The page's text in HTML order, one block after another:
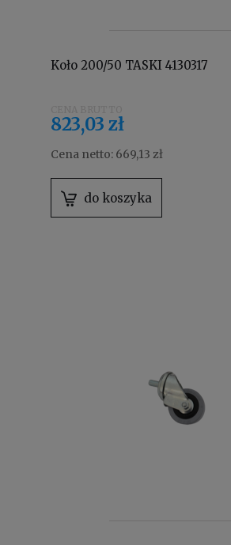
Koło 200/50 TASKI 4130317
823,03 zł
Cena netto: 669,13 zł
do koszyka